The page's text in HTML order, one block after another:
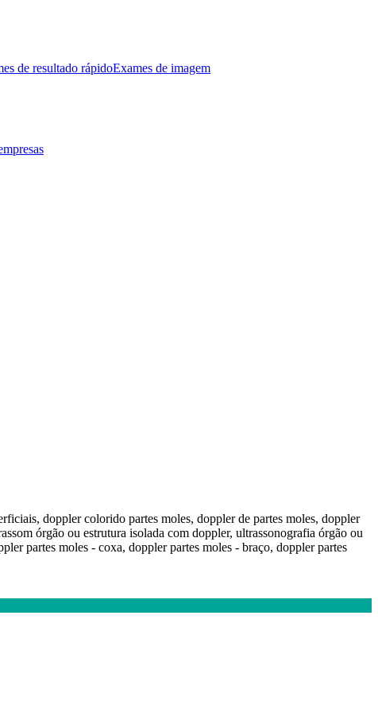
de resultado rápidoExames de imagem
doppler colorido partes moles, doppler de partes moles, doppler
órgão ou estrutura isolada com doppler, ultrassonografia órgão ou
partes moles - coxa, doppler partes moles - braço, doppler partes